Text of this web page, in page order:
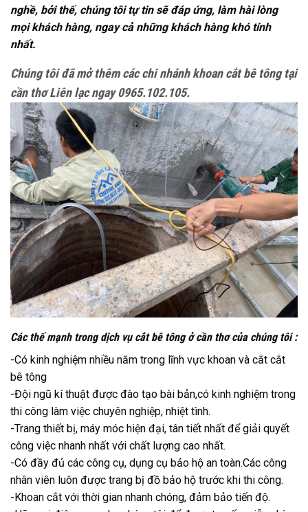
nghề, bởi thế, chúng tôi tự tin sẽ đáp ứng, làm hài lòng
mọi khách hàng, ngay cả những khách hàng khó tính
nhất.
Chúng tôi đã mở thêm các chi nhánh khoan cắt bê tông tại
cần thơ Liên lạc ngay 0965.102.105.
Các thế mạnh trong dịch vụ cắt bê tông ở cần thơ của chúng tôi :
-Có kinh nghiệm nhiều năm trong lĩnh vực khoan và cắt cắt
bê tông
-Đội ngũ kí thuật được đào tạo bài bản,có kinh nghiệm trong
thi công làm việc chuyên nghiệp, nhiệt tình.
-Trang thiết bị, máy móc hiện đại, tân tiết nhất để giải quyết
công việc nhanh nhất với chất lượng cao nhất.
-Có đầy đủ các công cụ, dụng cụ bảo hộ an toàn.Các công
nhân viên luôn được trang bị đồ bảo hộ trước khi thi công.
-Khoan cắt với thời gian nhanh chóng, đảm bảo tiến độ.